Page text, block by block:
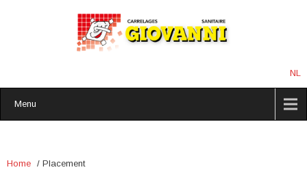
NL
Menu
Home / Placement